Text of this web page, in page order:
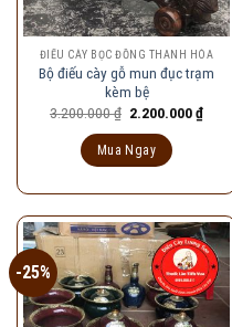
ĐIẾU CÀY BỌC ĐỒNG THANH HÓA
Bộ điếu cày gỗ mun đục trạm
kèm bệ
3.200.000₫ Giá
3.200.000 ₫.
2.200.000₫Giá
Mua Ngay
-25%